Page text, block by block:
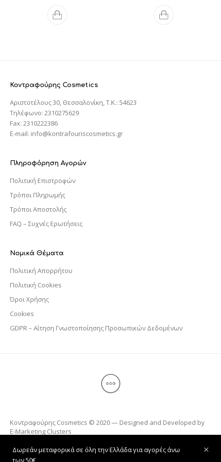
Κοντραφούρης Cosmetics
Αριστοτέλους 30, Θεσσαλονίκη, T.K.: 54623
Τηλέφωνο: 2310275629
Fax: 2310222386
E-mail: info@kontrafouriscosmetics.gr
Πληροφόρηση Αγορών
Πολιτική Επιστροφών
Τρόποι Πληρωμής
Τρόποι Αποστολής
FAQ – Συχνές Ερωτήσεις
Νομικά Θέματα
Πολιτική Απορρήτου
Πολιτική Cookies
Όροι Χρήσης
Cookies
GDPR – Αίτηση Γνωστοποίησης Προσωπικών Δεδομένων
Κοντραφούρης Cosmetics © 2020 — Designed and Developed by
E-Marketing Clusters
Δωρεάν μεταφορικά σε όλη την Ελλάδα για αγορές άνω
των 50€